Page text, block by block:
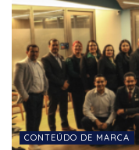
CONTEÚDO DE MARCA